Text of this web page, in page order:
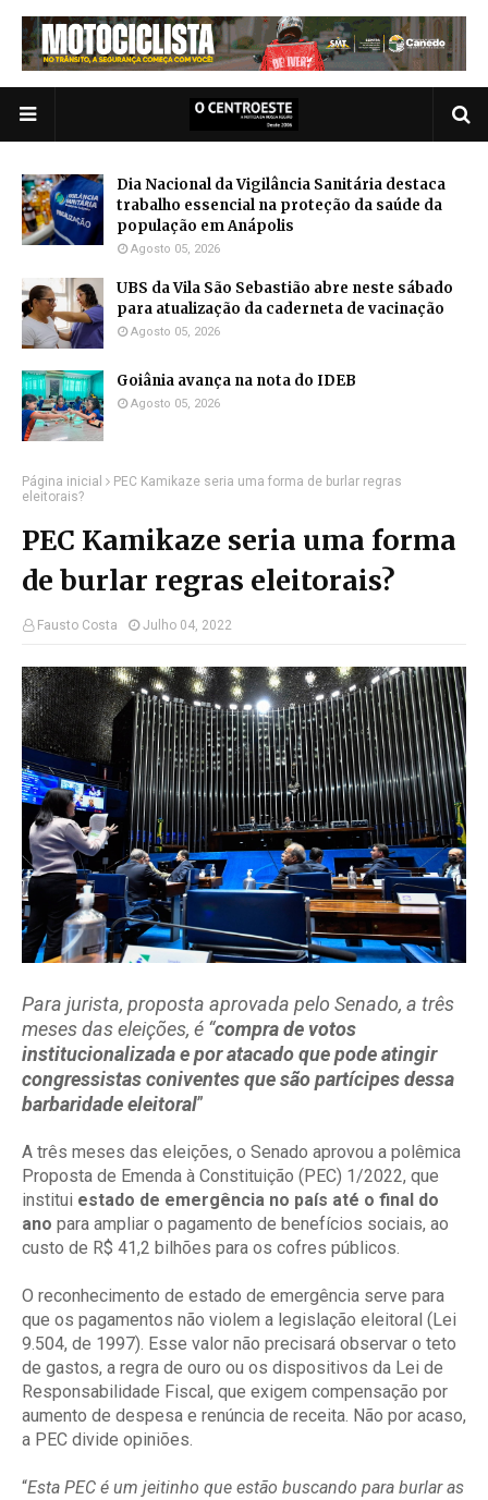
Dia Nacional da Vigilância Sanitária destaca
trabalho essencial na proteção da saúde da
população em Anápolis
Agosto 05, 2026
UBS da Vila São Sebastião abre neste sábado
para atualização da caderneta de vacinação
Agosto 05, 2026
Goiânia avança na nota do IDEB
Agosto 05, 2026
Página inicial
PEC Kamikaze seria uma forma de burlar regras
eleitorais?
PEC Kamikaze seria uma forma
de burlar regras eleitorais?
Fausto Costa Julho 04, 2022
Para jurista, proposta aprovada pelo Senado, a três
meses das eleições, é “compra de votos
institucionalizada e por atacado que pode atingir
congressistas coniventes que são partícipes dessa
barbaridade eleitoral”
A três meses das eleições, o Senado aprovou a polêmica
Proposta de Emenda à Constituição (PEC) 1/2022, que
institui estado de emergência no país até o final do
ano para ampliar o pagamento de benefícios sociais, ao
custo de R$ 41,2 bilhões para os cofres públicos.
O reconhecimento de estado de emergência serve para
que os pagamentos não violem a legislação eleitoral (Lei
9.504, de 1997). Esse valor não precisará observar o teto
de gastos, a regra de ouro ou os dispositivos da Lei de
Responsabilidade Fiscal, que exigem compensação por
aumento de despesa e renúncia de receita. Não por acaso,
a PEC divide opiniões.
“Esta PEC é um jeitinho que estão buscando para burlar as